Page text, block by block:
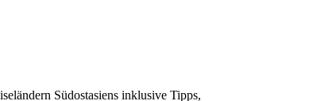
Südostasiens inklusive Tipps,